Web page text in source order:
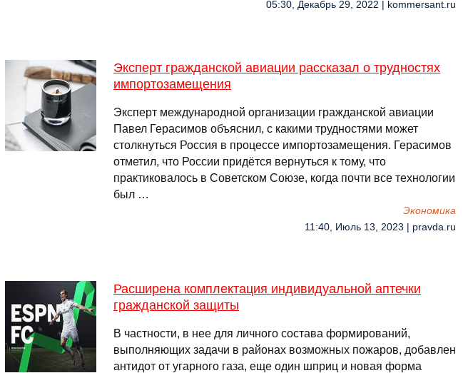
05:30, Декабрь 29, 2022 | kommersant.ru
Эксперт гражданской авиации рассказал о трудностях
импортозамещения
Эксперт международной организации гражданской авиации
Павел Герасимов объяснил, с какими трудностями может
столкнуться Россия в процессе импортозамещения. Герасимов
отметил, что России придётся вернуться к тому, что
практиковалось в Советском Союзе, когда почти все технологии
был …
Экономика
11:40, Июль 13, 2023 | pravda.ru
Расширена комплектация индивидуальной аптечки
гражданской защиты
В частности, в нее для личного состава формирований,
выполняющих задачи в районах возможных пожаров, добавлен
антидот от угарного газа, еще один шприц и новая форма